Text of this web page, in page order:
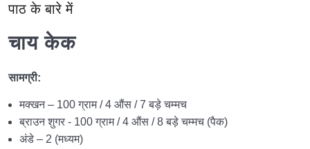
लाल मखमली केक
चिकन लज़ान्या
चिकन पिज्जा
कार्य
मौलिक स्तर 3
पाठ के बारे में
चाय केक
सामग्री:
मक्खन – 100 ग्राम / 4 औंस / 7 बड़े चम्मच
ब्राउन शुगर - 100 ग्राम / 4 औंस / 8 बड़े चम्मच (पैक)
अंडे – 2 (मध्यम)